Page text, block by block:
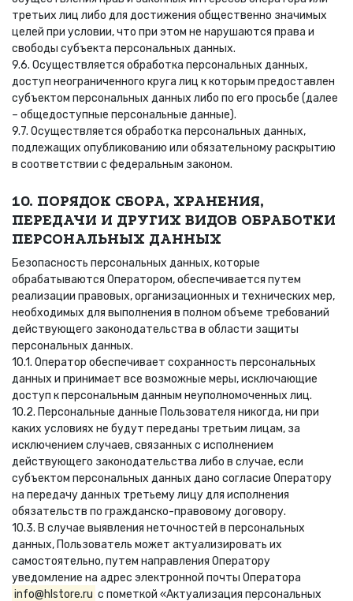
третьих лиц либо для достижения общественно значимых
целей при условии, что при этом не нарушаются права и
свободы субъекта персональных данных.
9.6. Осуществляется обработка персональных данных,
доступ неограниченного круга лиц к которым предоставлен
субъектом персональных данных либо по его просьбе (далее
– общедоступные персональные данные).
9.7. Осуществляется обработка персональных данных,
подлежащих опубликованию или обязательному раскрытию
в соответствии с федеральным законом.
10. ПОРЯДОК СБОРА, ХРАНЕНИЯ,
ПЕРЕДАЧИ И ДРУГИХ ВИДОВ ОБРАБОТКИ
ПЕРСОНАЛЬНЫХ ДАННЫХ
Безопасность персональных данных, которые
обрабатываются Оператором, обеспечивается путем
реализации правовых, организационных и технических мер,
необходимых для выполнения в полном объеме требований
действующего законодательства в области защиты
персональных данных.
10.1. Оператор обеспечивает сохранность персональных
данных и принимает все возможные меры, исключающие
доступ к персональным данным неуполномоченных лиц.
10.2. Персональные данные Пользователя никогда, ни при
каких условиях не будут переданы третьим лицам, за
исключением случаев, связанных с исполнением
действующего законодательства либо в случае, если
субъектом персональных данных дано согласие Оператору
на передачу данных третьему лицу для исполнения
обязательств по гражданско-правовому договору.
10.3. В случае выявления неточностей в персональных
данных, Пользователь может актуализировать их
самостоятельно, путем направления Оператору
уведомление на адрес электронной почты Оператора
info@hlstore.ru с пометкой «Актуализация персональных